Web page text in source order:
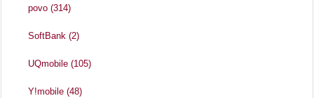
povo(314)
SoftBank(2)
UQmobile(105)
Y!mobile(48)